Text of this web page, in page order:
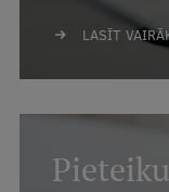
Mobilitātes
Starptautiskie
LASĪT